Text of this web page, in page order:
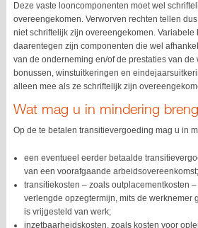
Deze vaste looncomponenten moet wel
overeengekomen. Verworven rechten tellen
niet schriftelijk zijn overeengekomen. Variabele
daarentegen zijn componenten die wel
van de onderneming en/of de prestaties van de
bonussen, winstuitkeringen en
alleen mee als ze schriftelijk zijn
Wat mag u in mindering
Op de te betalen transitievergoeding mag u in
een eventueel eerder betaalde
van een voorafgaande arbeidsovereenkomst;
transitiekosten – zoals outplacementkosten
verlengde opzegtermijn, mits de werknemer
is vrijgesteld van werk;
inzetbaarheidskosten, zoals kosten voor